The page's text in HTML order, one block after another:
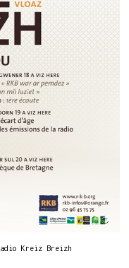
Kreiz Breizh